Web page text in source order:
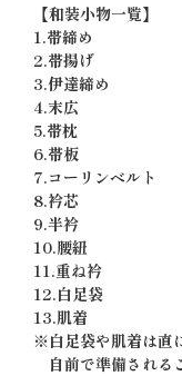
【和装小物一覧】
1.帯締め
2.帯揚げ
3.伊達締め
4.末広
5.帯枕
6.帯板
7.コーリンベルト
8.衿芯
9.半衿
10.腰紐
11.重ね衿
12.白足袋
13.肌着
※白足袋や肌着は直
自前で準備される